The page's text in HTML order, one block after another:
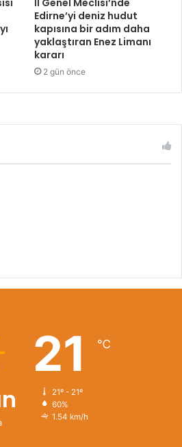
Edirne’yi deniz hudut
kapısına bir adım daha
yaklaştıran Enez Limanı
kararı
2 gün önce
21 ℃
21º - 21º
60%
1.54 km/h